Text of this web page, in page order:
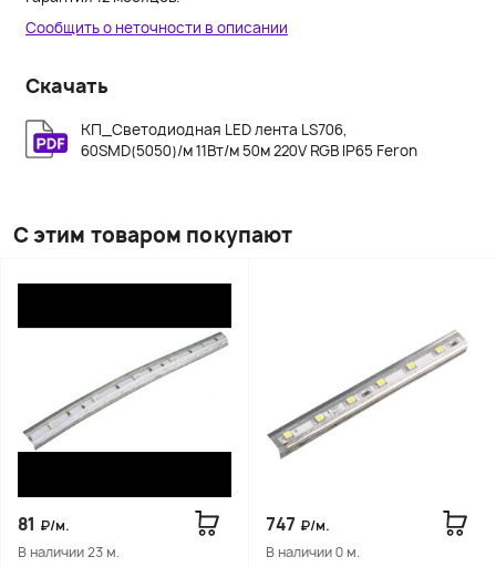
Скачать
КП_Cветодиодная LED лента LS706,
60SMD(5050)/м 11Вт/м 50м 220V RGB IP65 Feron
Сообщить о неточности в описании
С этим товаром покупают
81 ₽/м.
В наличии 23 м.
747 ₽/м.
В наличии 0 м.